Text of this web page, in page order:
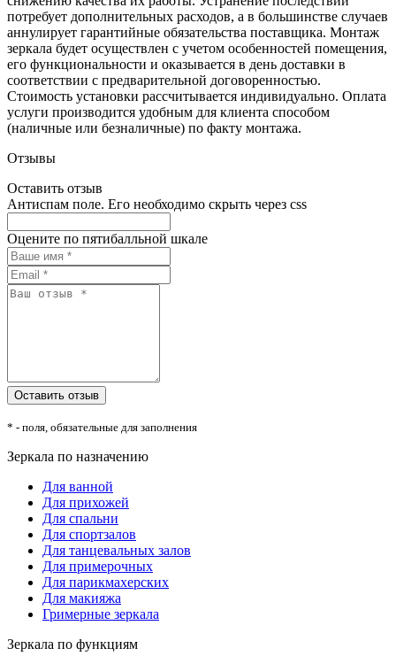
потребует дополнительных расходов, а в большинстве случаев
аннулирует гарантийные обязательства поставщика. Монтаж
зеркала будет осуществлен с учетом особенностей помещения,
его функциональности и оказывается в день доставки в
соответствии с предварительной договоренностью.
Стоимость установки рассчитывается индивидуально. Оплата
услуги производится удобным для клиента способом
(наличные или безналичные) по факту монтажа.
Отзывы
Оставить отзыв
Антиспам поле. Его необходимо скрыть через css
Оцените по пятибалльной шкале
* - поля, обязательные для заполнения
Зеркала по назначению
Для ванной
Для прихожей
Для спальни
Для спортзалов
Для танцевальных залов
Для примерочных
Для парикмахерских
Для макияжа
Гримерные зеркала
Зеркала по функциям